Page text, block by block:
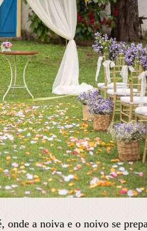
a noiva e o noivo se